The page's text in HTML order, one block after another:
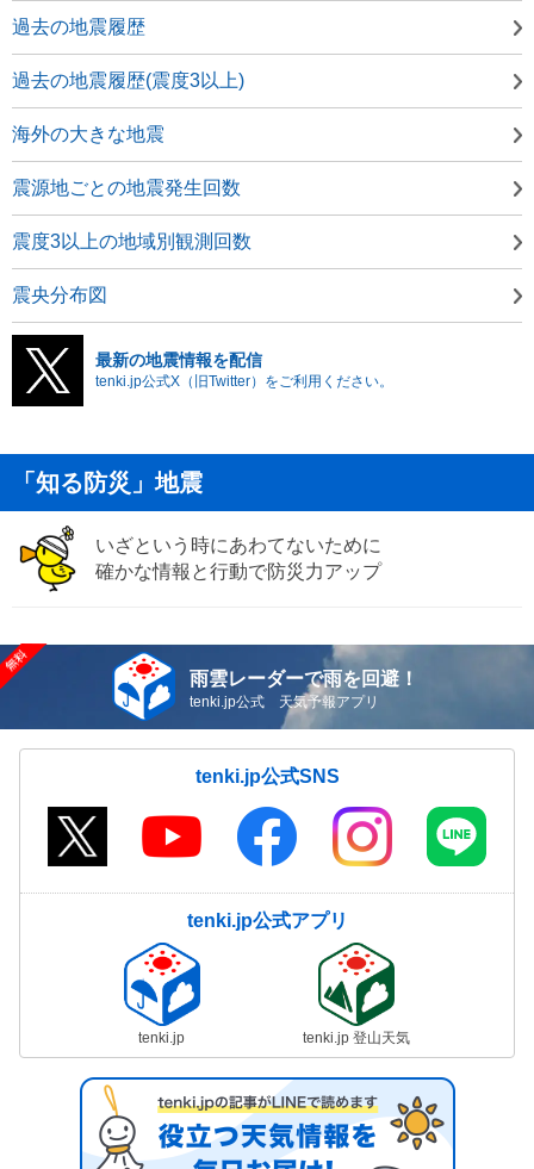
過去の地震履歴
過去の地震履歴(震度3以上)
海外の大きな地震
震源地ごとの地震発生回数
震度3以上の地域別観測回数
震央分布図
最新の地震情報を配信
tenki.jp公式X（旧Twitter）をご利用ください。
「知る防災」地震
いざという時にあわてないために
確かな情報と行動で防災力アップ
雨雲レーダーで雨を回避！
tenki.jp公式 天気予報アプリ
tenki.jp公式SNS
tenki.jp公式アプリ
tenki.jp tenki.jp 登山天気